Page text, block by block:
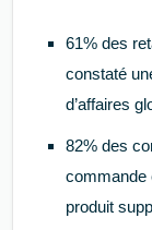
61% des
constaté
d’affaires
82% des
commande
produit